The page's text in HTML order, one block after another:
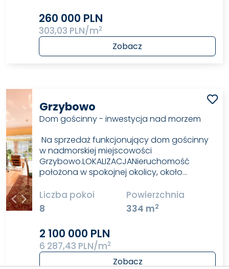
260 000 PLN
303,03 PLN/m2
Zobacz
Grzybowo
Dom gościnny - inwestycja nad morzem
Na sprzedaż funkcjonujący dom gościnny
w nadmorskiej miejscowości
Grzybowo.LOKALIZACJANieruchomość
położona w spokojnej okolicy, około…
Liczba pokoi
8
Powierzchnia
334 m2
2 100 000 PLN
6 287,43 PLN/m2
Zobacz